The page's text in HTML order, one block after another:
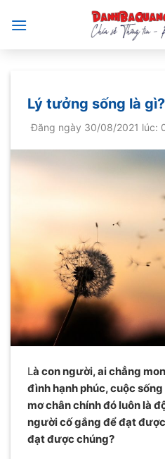
qua
Lý tưởng sống là gì?
Đăng ngày 30/08/2021 lúc:
Là con người, ai chẳng
đình hạnh phúc, cuộc
mơ chân chính đó luôn là
người cố gắng để đạt
đạt được chúng?